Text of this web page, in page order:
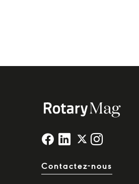
Contactez-nous